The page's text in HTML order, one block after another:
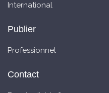
International
Publier
Professionnel
Contact